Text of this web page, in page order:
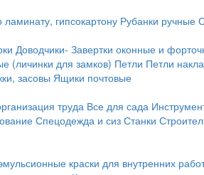
гипсокартону Рубанки ручные
Доводчики- Завертки оконные и
(личинки для замков) Петли Петли
засовы Ящики почтовые
труда Все для сада
Спецодежда и сиз Станки
краски для внутренних